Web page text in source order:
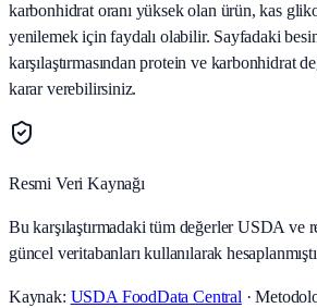
karbonhidrat oranı yüksek olan ürün, kas
yenilemek için faydalı olabilir. Sayfadaki
karşılaştırmasından protein ve karbonhidrat
karar verebilirsiniz.
Resmi Veri Kaynağı
Bu karşılaştırmadaki tüm değerler USDA ve
güncel veritabanları kullanılarak
Kaynak: USDA FoodData Central ·